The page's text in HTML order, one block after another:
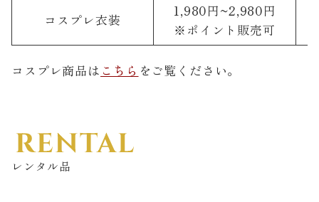
コスプレ衣装
1,980円~2,980円
※ポイント販売可
コスプレ商品は こちら をご覧ください。
RENTAL
レンタル品